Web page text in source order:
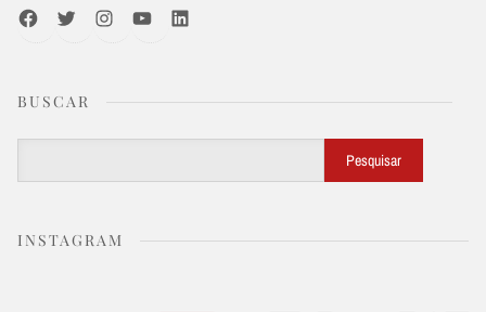
FacebookTwitterInstagramYoutubeLinkedIn
BUSCAR
Pesquisar
INSTAGRAM